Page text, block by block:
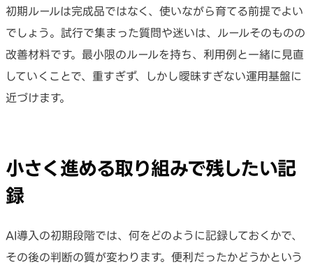
初期ルールは完成品ではなく、使いながら育てる前提でよい
でしょう。試行で集まった質問や迷いは、ルールそのものの
改善材料です。最小限のルールを持ち、利用例と一緒に見直
していくことで、重すぎず、しかし曖昧すぎない運用基盤に
近づけます。
小さく進める取り組みで残したい記
録
AI導入の初期段階では、何をどのように記録しておくかで、
その後の判断の質が変わります。便利だったかどうかという